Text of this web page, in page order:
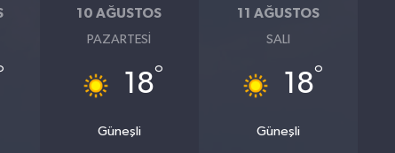
10 AĞUSTOS
PAZARTESI
18°
Güneşli
11 AĞUSTOS
SALI
18°
Güneşli